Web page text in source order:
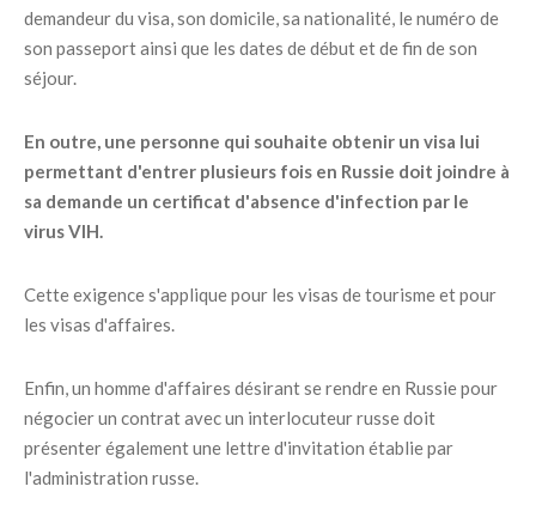
demandeur du visa, son domicile, sa nationalité, le numéro de
son passeport ainsi que les dates de début et de fin de son
séjour.
En outre, une personne qui souhaite obtenir un visa lui
permettant d'entrer plusieurs fois en Russie doit joindre à
sa demande un certificat d'absence d'infection par le
virus VIH.
Cette exigence s'applique pour les visas de tourisme et pour
les visas d'affaires.
Enfin, un homme d'affaires désirant se rendre en Russie pour
négocier un contrat avec un interlocuteur russe doit
présenter également une lettre d'invitation établie par
l'administration russe.